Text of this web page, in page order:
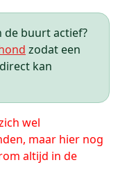
de buurt actief?
zodat een
kan
wel
maar hier nog
altijd in de